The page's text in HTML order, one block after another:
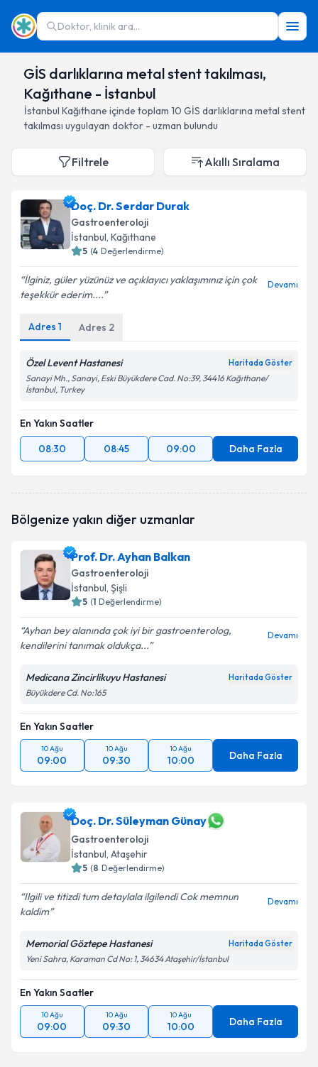
Doktor, klinik ara...
GİS darlıklarına metal stent takılması,
Kağıthane - İstanbul
İstanbul Kağıthane içinde toplam 10 GİS darlıklarına metal stent
takılması uygulayan doktor - uzman bulundu
Filtrele Akıllı Sıralama
Doç. Dr. Serdar Durak
Gastroenteroloji
İstanbul, Kağıthane
5 (4 Değerlendirme)
İlginiz, güler yüzünüz ve açıklayıcı yaklaşımınız için çok
teşekkür ederim....
Devamı
Adres 1 Adres 2
Özel Levent Hastanesi Haritada Göster
Sanayi Mh., Sanayi, Eski Büyükdere Cad. No:39, 34416 Kağıthane/
İstanbul, Turkey
En Yakın Saatler
08:30
08:45 09:00 Daha Fazla
Bölgenize yakın diğer uzmanlar
Prof. Dr. Ayhan Balkan
Gastroenteroloji
İstanbul, Şişli
5 (1 Değerlendirme)
Ayhan bey alanında çok iyi bir gastroenterolog,
kendilerini tanımak oldukça...
Devamı
Medicana Zincirlikuyu Hastanesi Haritada Göster
Büyükdere Cd. No:165
En Yakın Saatler
10 Ağu
09:00
10 Ağu
09:30
10 Ağu
10:00 Daha Fazla
Doç. Dr. Süleyman Günay
Gastroenteroloji
İstanbul, Ataşehir
5 (8 Değerlendirme)
Ilgili ve titizdi tum detaylala ilgilendi Cok memnun
kaldim
Devamı
Memorial Göztepe Hastanesi Haritada Göster
Yeni Sahra, Karaman Cd No: 1, 34634 Ataşehir/İstanbul
En Yakın Saatler
10 Ağu
09:00
10 Ağu
09:30
10 Ağu
10:00 Daha Fazla